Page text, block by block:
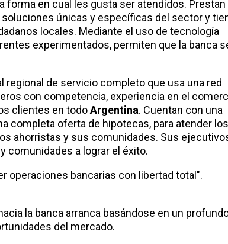
forma en cual les gusta ser atendidos. Prestan
únicas y específicas del sector y
locales. Mediante el uso de tecnología
experimentados, permiten que la banca
regional de servicio completo que usa una red
con competencia, experiencia en el
clientes en todoArgentina. Cuentan con una
completa oferta de hipotecas, para atender los
ahorristas y sus comunidades. Sus
comunidades a lograr el éxito.
operaciones bancarias con libertad total".
la banca arranca basándose en un
del mercado.